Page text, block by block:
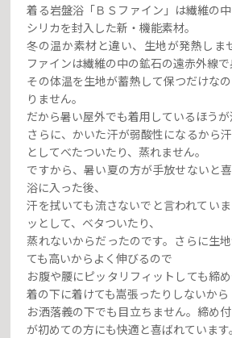
着る岩盤浴「ＢＳファイン」は繊維の
シリカを封入した新・機能素材。
冬の温か素材と違い、生地が発熱しま
ファインは繊維の中の鉱石の遠赤外線で
その体温を生地が蓄熱して保つだけな
りません。
だから暑い屋外でも着用しているほうが
さらに、かいた汗が弱酸性になるから
としてべたついたり、蒸れません。
ですから、暑い夏の方が手放せないと
浴に入った後、
汗を拭いても流さないでと言われてい
ッとして、ベタついたり、
蒸れないからだったのです。さらに生
ても高いからよく伸びるので
お腹や腰にピッタリフィットしても締
着の下に着けても嵩張ったりしないから
お洒落義の下でも目立ちません。締め
が初めての方にも快適と喜ばれています。